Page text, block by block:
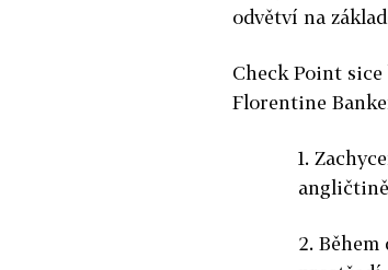
odvětví na
Check Point sice
Florentine
1.
2.